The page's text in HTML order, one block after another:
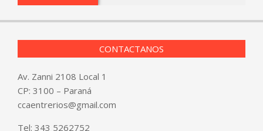
CONTACTANOS
Av. Zanni 2108 Local 1
CP: 3100 – Paraná
ccaentrerios@gmail.com
Tel: 343 5262752